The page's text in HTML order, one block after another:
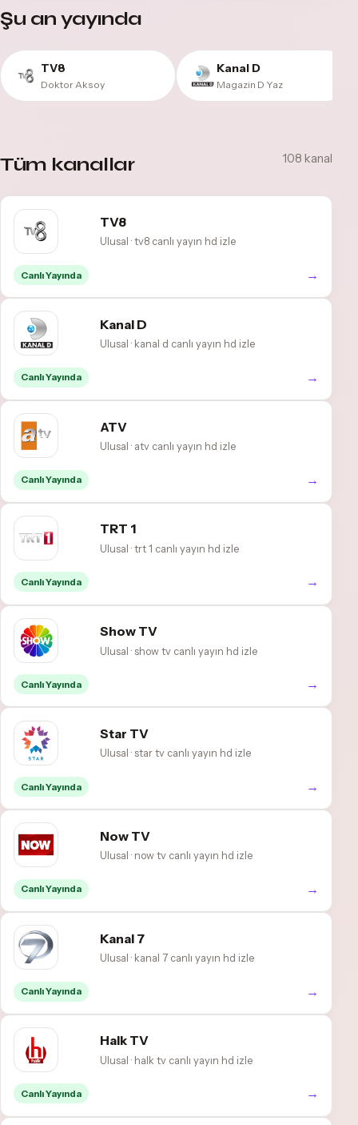
Şu an yayında
TV8
Doktor Aksoy
Kanal D
Magazin D Yaz
Tüm kanallar 108 kanal
TV8
Ulusal · tv8 canlı yayın hd izle
Canlı Yayında →
Kanal D
Ulusal · kanal d canlı yayın hd izle
Canlı Yayında →
ATV
Ulusal · atv canlı yayın hd izle
Canlı Yayında →
TRT 1
Ulusal · trt 1 canlı yayın hd izle
Canlı Yayında →
Show TV
Ulusal · show tv canlı yayın hd izle
Canlı Yayında →
Star TV
Ulusal · star tv canlı yayın hd izle
Canlı Yayında →
Now TV
Ulusal · now tv canlı yayın hd izle
Canlı Yayında →
Kanal 7
Ulusal · kanal 7 canlı yayın hd izle
Canlı Yayında →
Halk TV
Ulusal · halk tv canlı yayın hd izle
Canlı Yayında →